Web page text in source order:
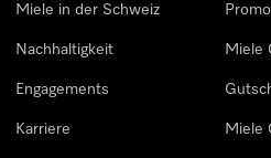
Miele in der Schweiz
Nachhaltigkeit
Engagements
Karriere
Miele
Miele